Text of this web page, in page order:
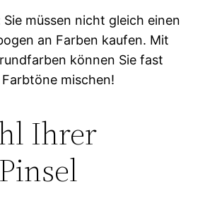
müssen nicht gleich einen
an Farben kaufen. Mit
können Sie fast
mischen!
Ihrer